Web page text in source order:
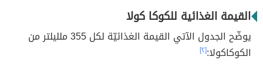
القيمة الغذائية للكوكا كولا
يوضّح الجدول الآتي القيمة الغذائيّة لكل 355 ملليلتر من
الكوكاكولا:[٢]